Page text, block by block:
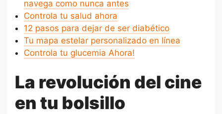
navega como nunca antes
Controla tu salud ahora
12 pasos para dejar de ser diabético
Tu mapa estelar personalizado en línea
Controla tu glucemia Ahora!
La revolución del cine
en tu bolsillo